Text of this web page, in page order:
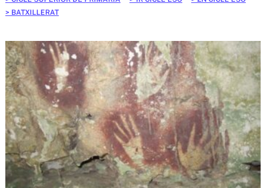
BATXILLERAT